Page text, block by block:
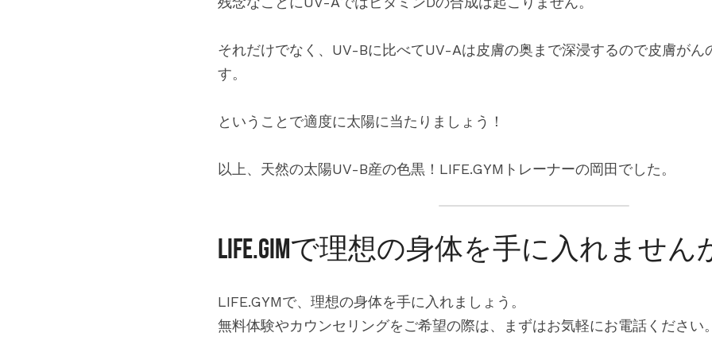
それだけでなく、UV-Bに比べてUV-Aは皮膚の奥まで深浸するので皮膚がん
す。
ということで適度に太陽に当たりましょう！
以上、天然の太陽UV-B産の色黒！LIFE.GYMトレーナーの岡田でした。
LIFE.GIMで理想の身体を手に入れません
LIFE.GYMで、理想の身体を手に入れましょう。
無料体験やカウンセリングをご希望の際は、まずはお気軽にお電話ください。